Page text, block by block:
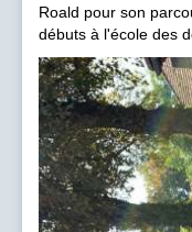
Roald pour son
débuts à l'école des